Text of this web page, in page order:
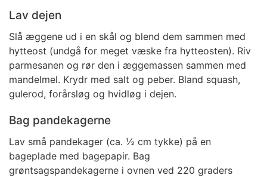
Lav dejen
Slå æggene ud i en skål og blend dem sammen med
hytteost (undgå for meget væske fra hytteosten). Riv
parmesanen og rør den i æggemassen sammen med
mandelmel. Krydr med salt og peber. Bland squash,
gulerod, forårsløg og hvidløg i dejen.
Bag pandekagerne
Lav små pandekager (ca. ½ cm tykke) på en
bageplade med bagepapir. Bag
grøntsagspandekagerne i ovnen ved 220 graders